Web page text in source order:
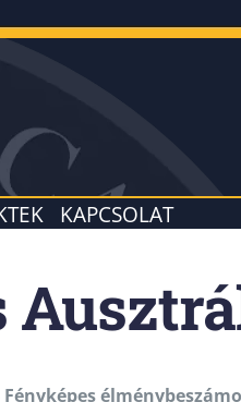
KAPCSOLAT